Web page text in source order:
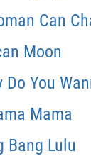
Can
Moon
Do You
Mama
Bang Lulu